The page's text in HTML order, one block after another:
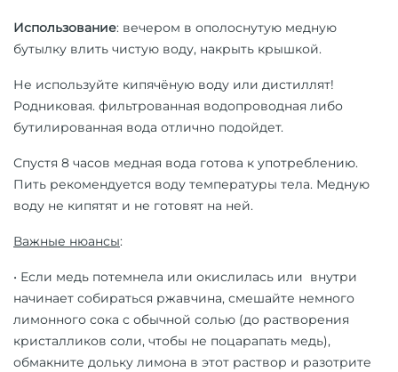
Использование: вечером в ополоснутую медную
бутылку влить чистую воду, накрыть крышкой.
Не используйте кипячёную воду или дистиллят!
Родниковая. фильтрованная водопроводная либо
бутилированная вода отлично подойдет.
Спустя 8 часов медная вода готова к употреблению.
Пить рекомендуется воду температуры тела. Медную
воду не кипятят и не готовят на ней.
Важные нюансы:
• Если медь потемнела или окислилась или внутри
начинает собираться ржавчина, смешайте немного
лимонного сока с обычной солью (до растворения
кристалликов соли, чтобы не поцарапать медь),
обмакните дольку лимона в этот раствор и разотрите